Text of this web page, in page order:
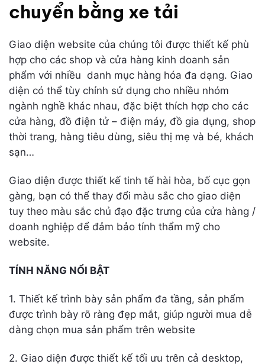
chuyển bằng xe tải
Giao diện website của chúng tôi được thiết kế phù
hợp cho các shop và cửa hàng kinh doanh sản
phẩm với nhiều danh mục hàng hóa đa dạng. Giao
diện có thể tùy chỉnh sử dụng cho nhiều nhóm
ngành nghề khác nhau, đặc biệt thích hợp cho các
cửa hàng, đồ điện tử – điện máy, đồ gia dụng, shop
thời trang, hàng tiêu dùng, siêu thị mẹ và bé, khách
sạn…
Giao diện được thiết kế tinh tế hài hòa, bố cục gọn
gàng, bạn có thể thay đổi màu sắc cho giao diện
tuy theo màu sắc chủ đạo đặc trưng của cửa hàng /
doanh nghiệp để đảm bảo tính thẩm mỹ cho
website.
TÍNH NĂNG NỔI BẬT
1. Thiết kế trình bày sản phẩm đa tầng, sản phẩm
được trình bày rõ ràng đẹp mắt, giúp người mua dễ
dàng chọn mua sản phẩm trên website
2. Giao diện được thiết kế tối ưu trên cả desktop,